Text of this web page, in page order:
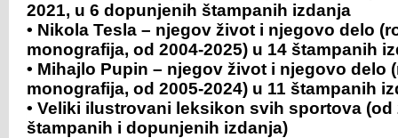
2021, u 6 dopunjenih štampanih izdanja
• Nikola Tesla – njegov život i njegovo delo
monografija, od 2004-2025) u 14 štampanih
• Mihajlo Pupin – njegov život i njegovo delo
monografija, od 2005-2024) u 11 štampanih
• Veliki ilustrovani leksikon svih sportova (od
štampanih i dopunjenih izdanja)